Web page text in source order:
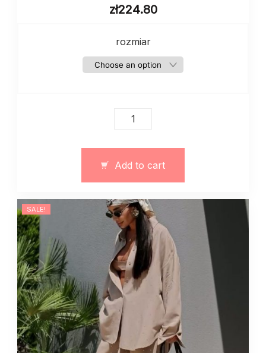
zł224.80
rozmiar
Jeansy
13387
quantity
Add to cart
SALE!